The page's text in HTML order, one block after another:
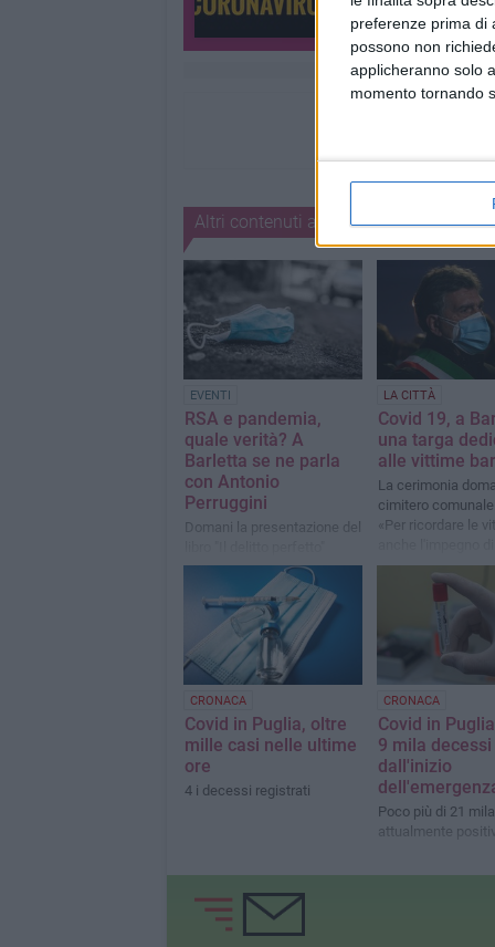
preferenze prima di
possono non
applicheranno solo
momento tornando
Altri contenuti a tema
EVENTI
RSA e pandemia,
quale verità? A
Barletta se ne parla
con Antonio
Perruggini
Domani la presentazione del
LA CITTÀ
Covid 19, a
una targa
alle vittime
La cerimonia
cimitero
«Per ricordare le
coloro che hanno
quotidianamente»
CRONACA
Covid in Puglia, oltre
mille casi nelle ultime
ore
4 i decessi registrati
CRONACA
Covid in
9 mila decessi
dall'inizio
Poco più di 21
attualmente